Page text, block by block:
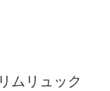
ムリュック